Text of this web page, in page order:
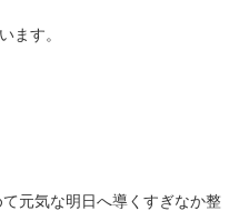
ます。
元気な明日へ導くすぎなか整